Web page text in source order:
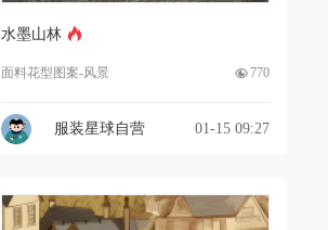
水墨山林
面料花型图案-风景 770
服装星球自营 01-15 09:27